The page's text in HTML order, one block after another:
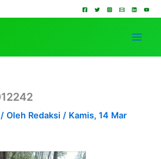
/ Oleh Redaksi / Kamis, 14 Mar